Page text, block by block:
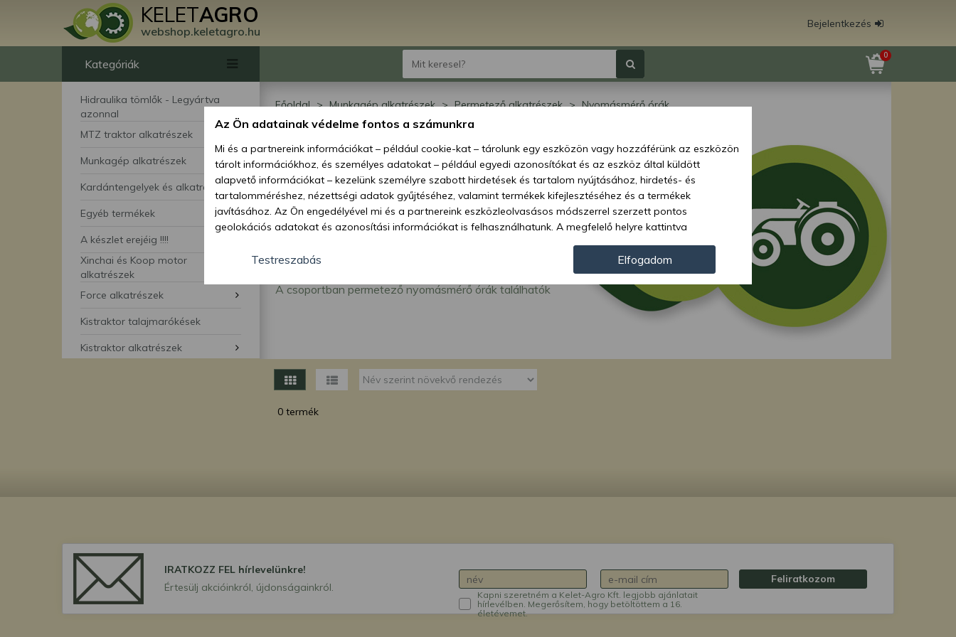
KELETAGRO
webshop.keletagro.hu
Bejelentkezés
Kategóriák
Hidraulika tömlők - Legyártva
azonnal
MTZ traktor alkatrészek
Munkagép alkatrészek
Kardántengelyek és alkatrészei
Egyéb termékek
A készlet erejéig !!!!
Xinchai és Koop motor
alkatrészek
Force alkatrészek
Kistraktor talajmarókések
Kistraktor alkatrészek
0
Főoldal Munkagép alkatrészek Permetező alkatrészek Nyomásmérő órák
Nyomásmérő órák
A csoportban permetező nyomásmérő órák találhatók
0 termék
IRATKOZZ FEL hírlevelünkre!
Értesülj akcióinkról, újdonságainkról.
Kapni szeretném a Kelet-Agro Kft. legjobb ajánlatait
hírlevélben. Megerősítem, hogy betöltöttem a 16.
életévemet.
Feliratkozom
Az Ön adatainak védelme fontos a számunkra
Mi és a partnereink információkat – például cookie-kat – tárolunk egy eszközön vagy hozzáférünk az eszközön
tárolt információkhoz, és személyes adatokat – például egyedi azonosítókat és az eszköz által küldött
alapvető információkat – kezelünk személyre szabott hirdetések és tartalom nyújtásához, hirdetés- és
tartalomméréshez, nézettségi adatok gyűjtéséhez, valamint termékek kifejlesztéséhez és a termékek
javításához. Az Ön engedélyével mi és a partnereink eszközleolvasásos módszerrel szerzett pontos
geolokációs adatokat és azonosítási információkat is felhasználhatunk. A megfelelő helyre kattintva
hozzájárulhat ahhoz, hogy mi és a partnereink a fent leírtak szerint adatkezelést végezzünk. Másik
lehetőségként a hozzájárulás megadása vagy elutasítása előtt részletesebb információkhoz juthat, és
megváltoztathatja beállításait. Felhívjuk figyelmét, hogy személyes adatainak bizonyos kezeléséhez nem
feltétlenül szükséges az Ön hozzájárulása, de jogában áll tiltakozni az ilyen jellegű adatkezelés ellen. A
beállításai csak erre a weboldalra érvényesek. Erre a webhelyre visszatérve vagy az adatvédelmi szabályzatunk
Testreszabás Elfogadom